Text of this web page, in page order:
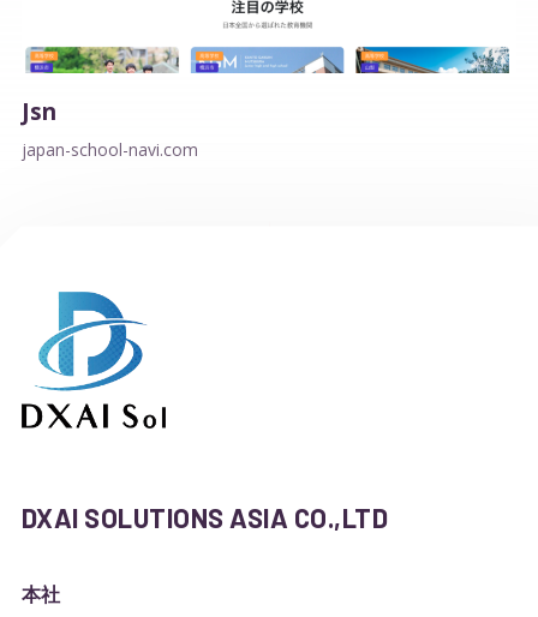
Jsn
japan-school-navi.com
DXAI SOLUTIONS ASIA CO.,LTD
本社